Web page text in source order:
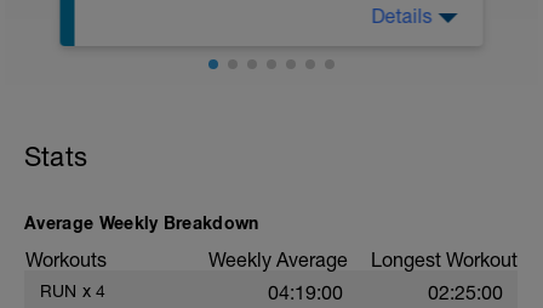
2. 6 x 50 (25 Technik - 25 normal), P 20
- Nr. 2 mittel,
- Nr. 3 locker,
- Nr. 4 schnell,
- Nr. 5 Technik;
Details
Stats
Average Weekly Breakdown
Workouts Weekly Average Longest Workout
RUN x 4 04:19:00 02:25:00